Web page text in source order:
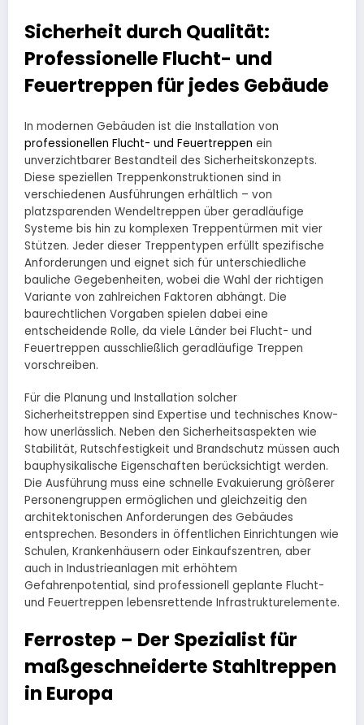
Sicherheit durch Qualität:
Professionelle Flucht- und
Feuertreppen für jedes Gebäude
In modernen Gebäuden ist die Installation von
professionellen Flucht- und Feuertreppen ein
unverzichtbarer Bestandteil des Sicherheitskonzepts.
Diese speziellen Treppenkonstruktionen sind in
verschiedenen Ausführungen erhältlich – von
platzsparenden Wendeltreppen über geradläufige
Systeme bis hin zu komplexen Treppentürmen mit vier
Stützen. Jeder dieser Treppentypen erfüllt spezifische
Anforderungen und eignet sich für unterschiedliche
bauliche Gegebenheiten, wobei die Wahl der richtigen
Variante von zahlreichen Faktoren abhängt. Die
baurechtlichen Vorgaben spielen dabei eine
entscheidende Rolle, da viele Länder bei Flucht- und
Feuertreppen ausschließlich geradläufige Treppen
vorschreiben.
Für die Planung und Installation solcher
Sicherheitstreppen sind Expertise und technisches Know-
how unerlässlich. Neben den Sicherheitsaspekten wie
Stabilität, Rutschfestigkeit und Brandschutz müssen auch
bauphysikalische Eigenschaften berücksichtigt werden.
Die Ausführung muss eine schnelle Evakuierung größerer
Personengruppen ermöglichen und gleichzeitig den
architektonischen Anforderungen des Gebäudes
entsprechen. Besonders in öffentlichen Einrichtungen wie
Schulen, Krankenhäusern oder Einkaufszentren, aber
auch in Industrieanlagen mit erhöhtem
Gefahrenpotential, sind professionell geplante Flucht-
und Feuertreppen lebensrettende Infrastrukturelemente.
Ferrostep – Der Spezialist für
maßgeschneiderte Stahltreppen
in Europa